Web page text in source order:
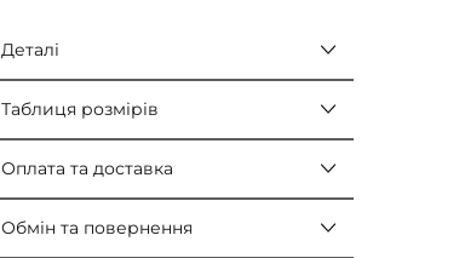
Деталі
Таблиця розмірів
Оплата та доставка
Обмін та повернення